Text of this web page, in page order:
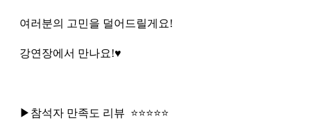
여러분의 고민을 덜어드릴게요!
강연장에서 만나요!♥
▶참석자 만족도 리뷰 ⭐⭐⭐⭐⭐